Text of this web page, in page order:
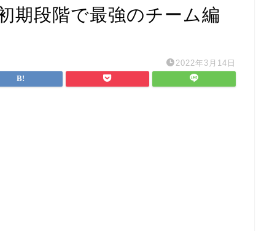
期段階で最強のチーム編
2022年3月14日